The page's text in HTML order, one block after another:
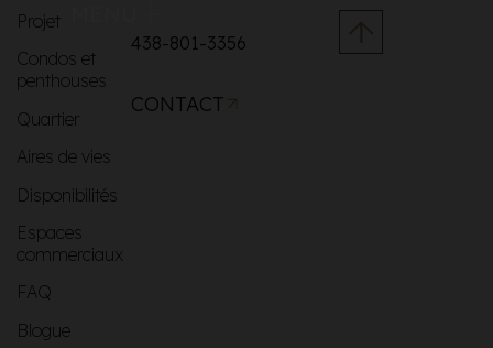
Projet
Condos et
penthouses
Quartier
Aires de vies
Disponibilités
Espaces
commerciaux
FAQ
Blogue
438-801-3356
CONTACT